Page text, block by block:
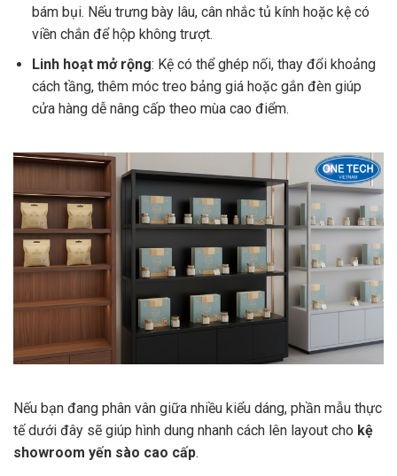
bám bụi. Nếu trưng bày lâu, cân nhắc tủ kính hoặc kệ có
viền chắn để hộp không trượt.
Linh hoạt mở rộng: Kệ có thể ghép nối, thay đổi khoảng
cách tầng, thêm móc treo bảng giá hoặc gắn đèn giúp
cửa hàng dễ nâng cấp theo mùa cao điểm.
Nếu bạn đang phân vân giữa nhiều kiểu dáng, phần mẫu thực
tế dưới đây sẽ giúp hình dung nhanh cách lên layout cho kệ
showroom yến sào cao cấp.